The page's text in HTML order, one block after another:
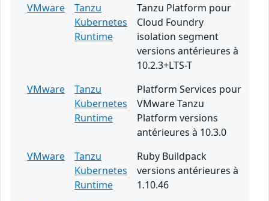
VMware
Tanzu
Kubernetes
Runtime
Tanzu Platform pour
Cloud Foundry
isolation segment
versions antérieures à
10.2.3+LTS-T
VMware
Tanzu
Kubernetes
Runtime
Platform Services pour
VMware Tanzu
Platform versions
antérieures à 10.3.0
VMware
Tanzu
Kubernetes
Runtime
Ruby Buildpack
versions antérieures à
1.10.46